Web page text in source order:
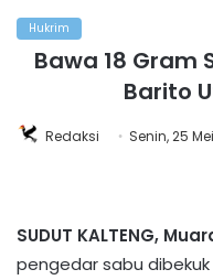
Hukrim
Bawa 18 Gram
Barito
Redaksi Senin, 25
SUDUT KALTENG,
pengedar sabu